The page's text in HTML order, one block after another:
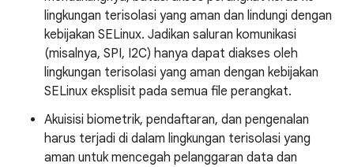
lingkungan terisolasi yang aman dan lindungi dengan
kebijakan SELinux. Jadikan saluran komunikasi
(misalnya, SPI, I2C) hanya dapat diakses oleh
lingkungan terisolasi yang aman dengan kebijakan
SELinux eksplisit pada semua file perangkat.
Akuisisi biometrik, pendaftaran, dan pengenalan
harus terjadi di dalam lingkungan terisolasi yang
aman untuk mencegah pelanggaran data dan